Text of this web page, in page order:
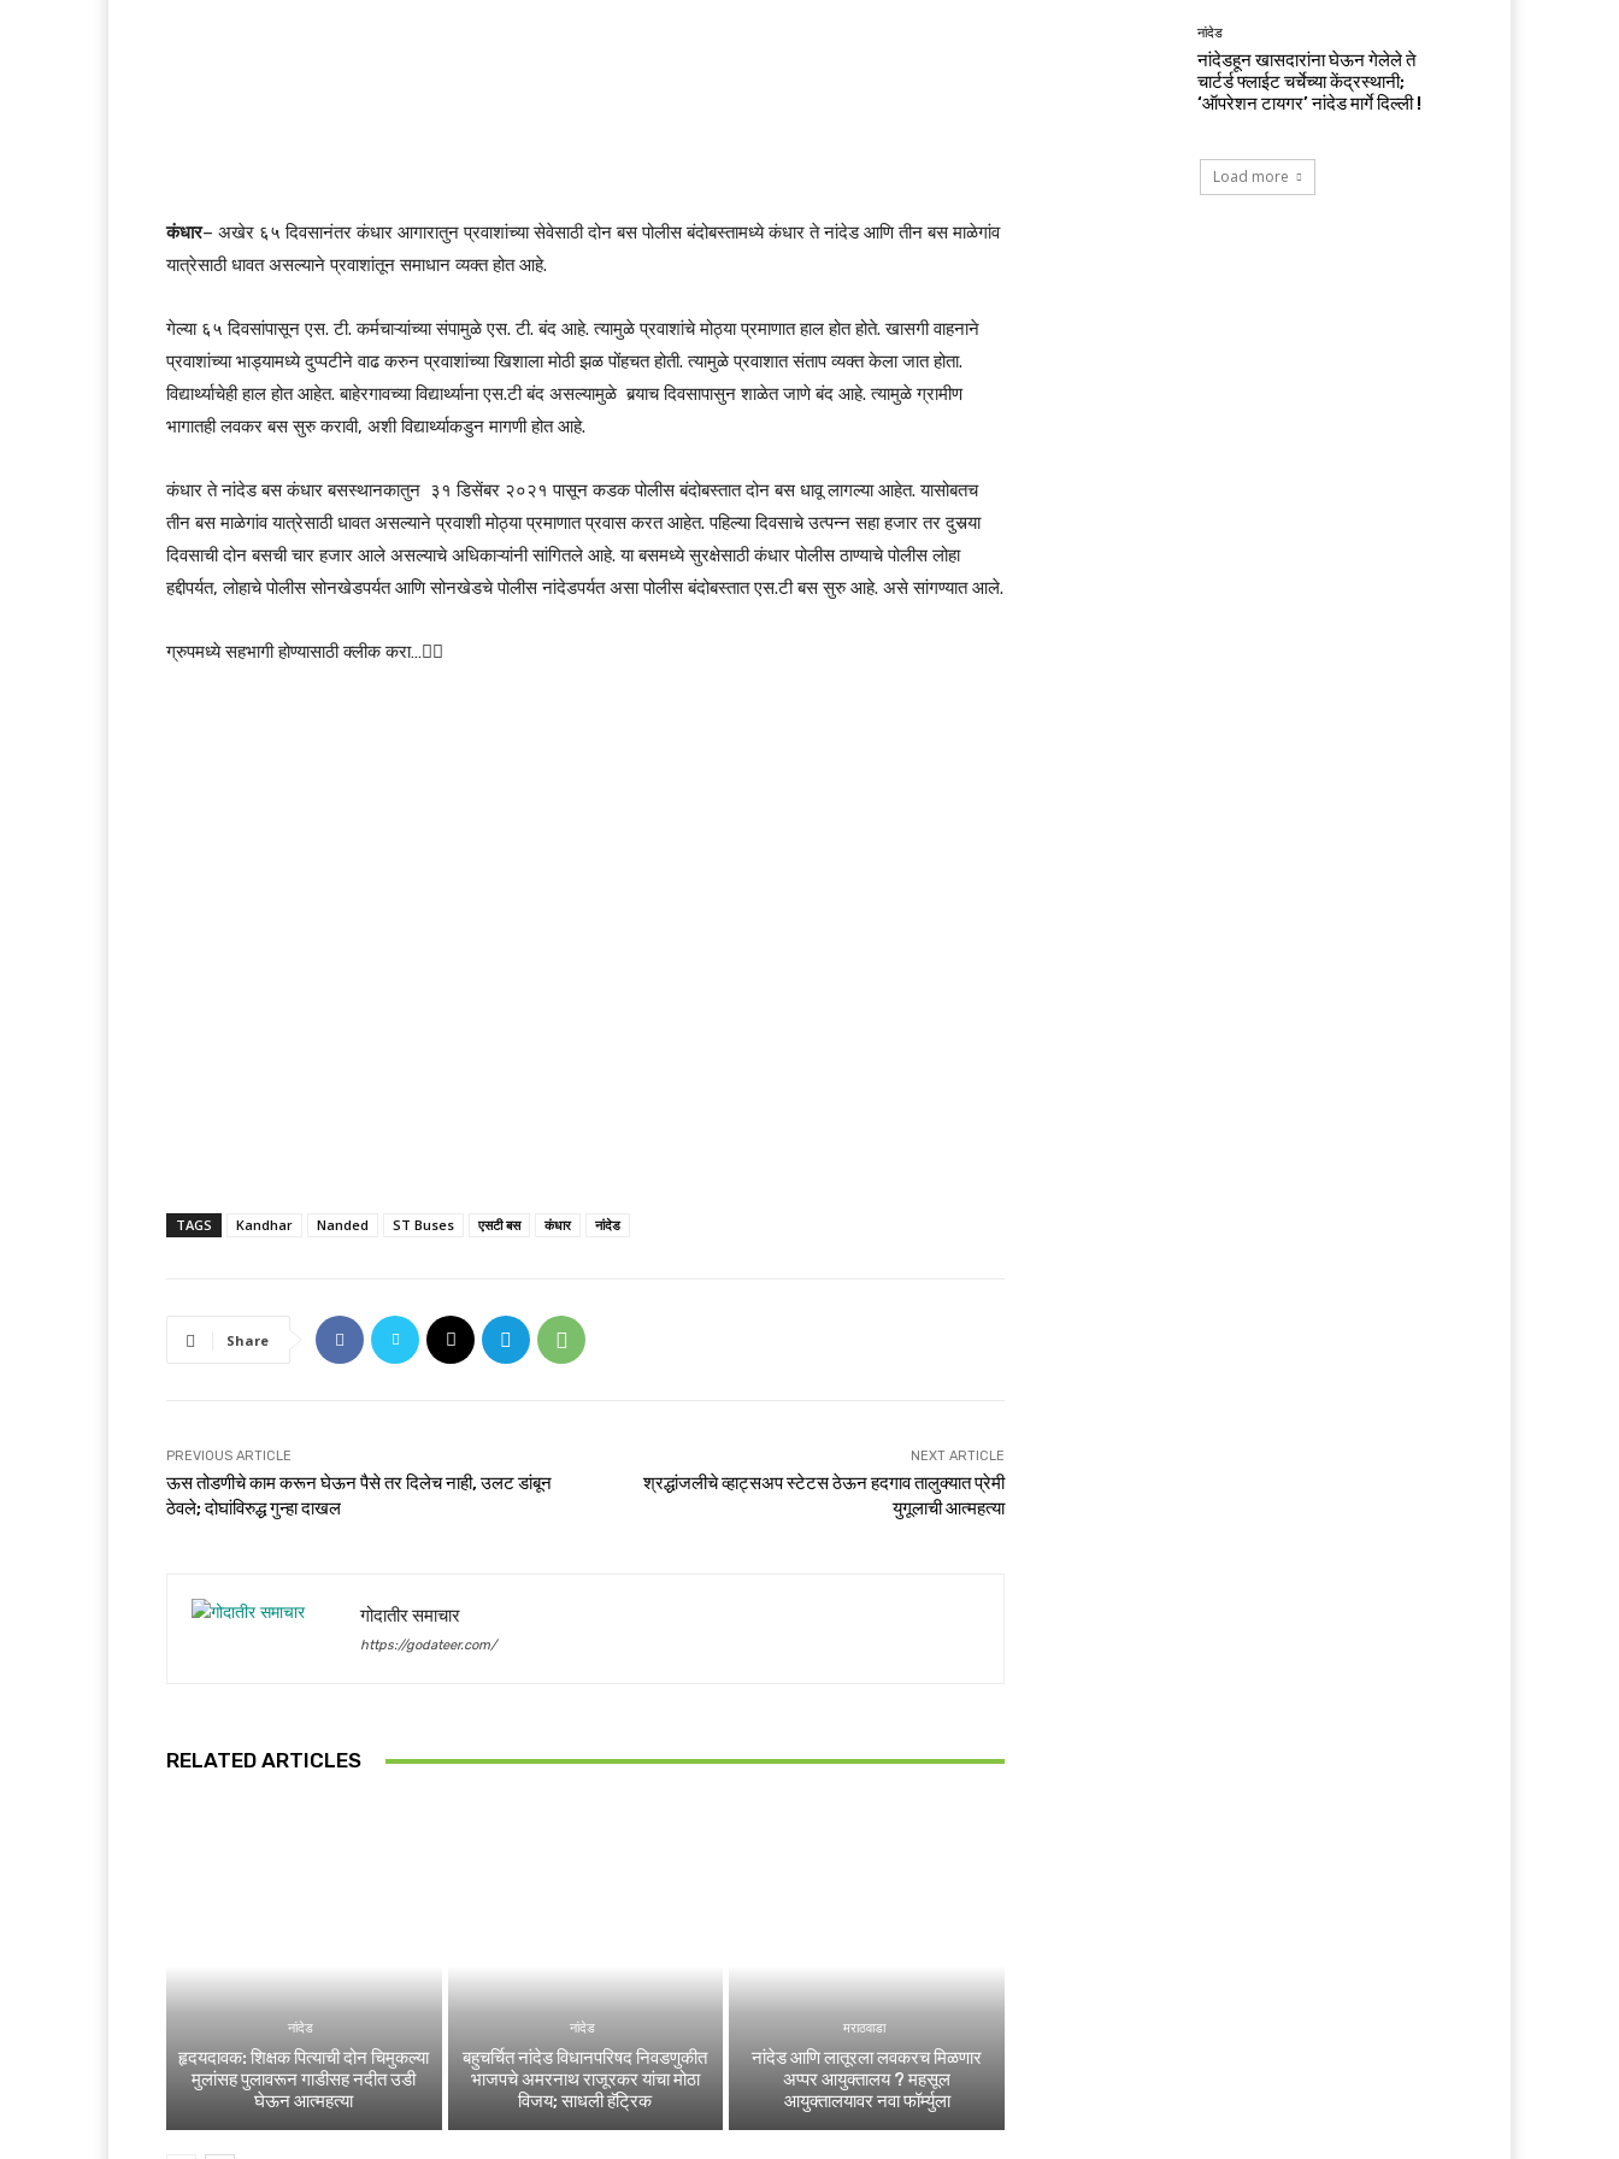
कंधार– अखेर ६५ दिवसानंतर कंधार आगारातुन प्रवाशांच्या सेवेसाठी दोन बस पोलीस बंदोबस्तामध्ये कंधार ते नांदेड आणि तीन बस माळेगांव
यात्रेसाठी धावत असल्याने प्रवाशांतून समाधान व्यक्त होत आहे.
गेल्या ६५ दिवसांपासून एस. टी. कर्मचाऱ्यांच्या संपामुळे एस. टी. बंद आहे. त्यामुळे प्रवाशांचे मोठ्या प्रमाणात हाल होत होते. खासगी वाहनाने
प्रवाशांच्या भाड्यामध्ये दुप्पटीने वाढ करुन प्रवाशांच्या खिशाला मोठी झळ पोंहचत होती. त्यामुळे प्रवाशात संताप व्यक्त केला जात होता.
विद्यार्थ्याचेही हाल होत आहेत. बाहेरगावच्या विद्यार्थ्याना एस.टी बंद असल्यामुळे बर्‍याच दिवसापासुन शाळेत जाणे बंद आहे. त्यामुळे ग्रामीण
भागातही लवकर बस सुरु करावी, अशी विद्यार्थ्याकडुन मागणी होत आहे.
कंधार ते नांदेड बस कंधार बसस्थानकातुन ३१ डिसेंबर २०२१ पासून कडक पोलीस बंदोबस्तात दोन बस धावू लागल्या आहेत. यासोबतच
तीन बस माळेगांव यात्रेसाठी धावत असल्याने प्रवाशी मोठ्या प्रमाणात प्रवास करत आहेत. पहिल्या दिवसाचे उत्पन्न सहा हजार तर दुसर्‍या
दिवसाची दोन बसची चार हजार आले असल्याचे अधिकाऱ्यांनी सांगितले आहे. या बसमध्ये सुरक्षेसाठी कंधार पोलीस ठाण्याचे पोलीस लोहा
हद्दीपर्यत, लोहाचे पोलीस सोनखेडपर्यत आणि सोनखेडचे पोलीस नांदेडपर्यत असा पोलीस बंदोबस्तात एस.टी बस सुरु आहे. असे सांगण्यात आले.
ग्रुपमध्ये सहभागी होण्यासाठी क्लीक करा…👆🏻
TAGS Kandhar Nanded ST Buses एसटी बस कंधार नांदेड
Share
PREVIOUS ARTICLE
ऊस तोडणीचे काम करून घेऊन पैसे तर दिलेच नाही, उलट डांबून
ठेवले; दोघांविरुद्ध गुन्हा दाखल
NEXT ARTICLE
श्रद्धांजलीचे व्हाट्सअप स्टेटस ठेऊन हदगाव तालुक्यात प्रेमी
युगूलाची आत्महत्या
गोदातीर समाचार
https://godateer.com/
RELATED ARTICLES
नांदेड
हृदयदावक: शिक्षक पित्याची दोन चिमुकल्या
मुलांसह पुलावरून गाडीसह नदीत उडी
घेऊन आत्महत्या
नांदेड
बहुचर्चित नांदेड विधानपरिषद निवडणुकीत
भाजपचे अमरनाथ राजूरकर यांचा मोठा
विजय; साधली हॅट्रिक
मराठवाडा
नांदेड आणि लातूरला लवकरच मिळणार
अप्पर आयुक्तालय ? महसूल
आयुक्तालयावर नवा फॉर्म्युला
नांदेड
नांदेडहून खासदारांना घेऊन गेलेले ते
चार्टर्ड फ्लाईट चर्चेच्या केंद्रस्थानी;
‘ऑपरेशन टायगर’ नांदेड मार्गे दिल्ली !
Load more